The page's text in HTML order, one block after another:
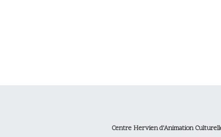
Centre Hervien d'Animation